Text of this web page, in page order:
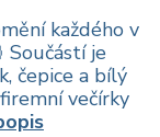
každého v
Součástí je
čepice a bílý
večírky